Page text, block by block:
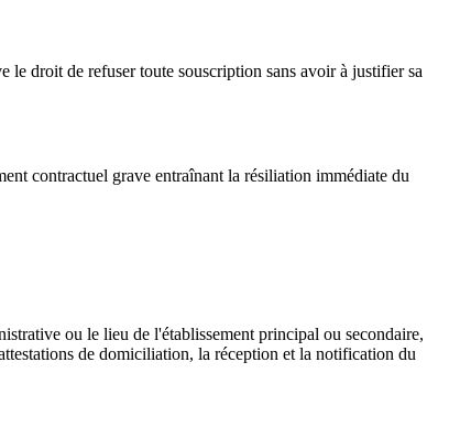
droit de refuser toute souscription sans avoir à justifier sa
contractuel grave entraînant la résiliation immédiate du
ou le lieu de l'établissement principal ou secondaire,
de domiciliation, la réception et la notification du